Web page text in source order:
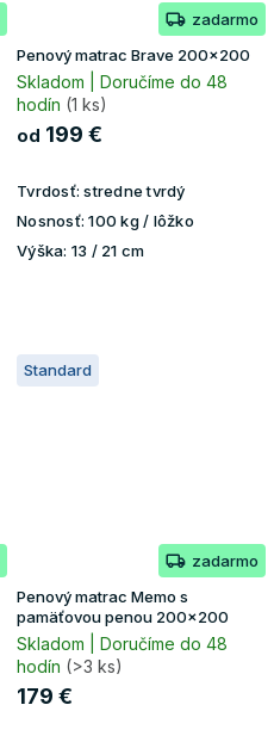
zadarmo
Penový matrac Brave 200x200
Skladom | Doručíme do 48
hodín (1 ks)
od 199 €
Tvrdosť: stredne tvrdý
Nosnosť: 100 kg / lôžko
Výška: 13 / 21 cm
Standard
zadarmo
Penový matrac Memo s
pamäťovou penou 200x200
Skladom | Doručíme do 48
hodín (>3 ks)
179 €